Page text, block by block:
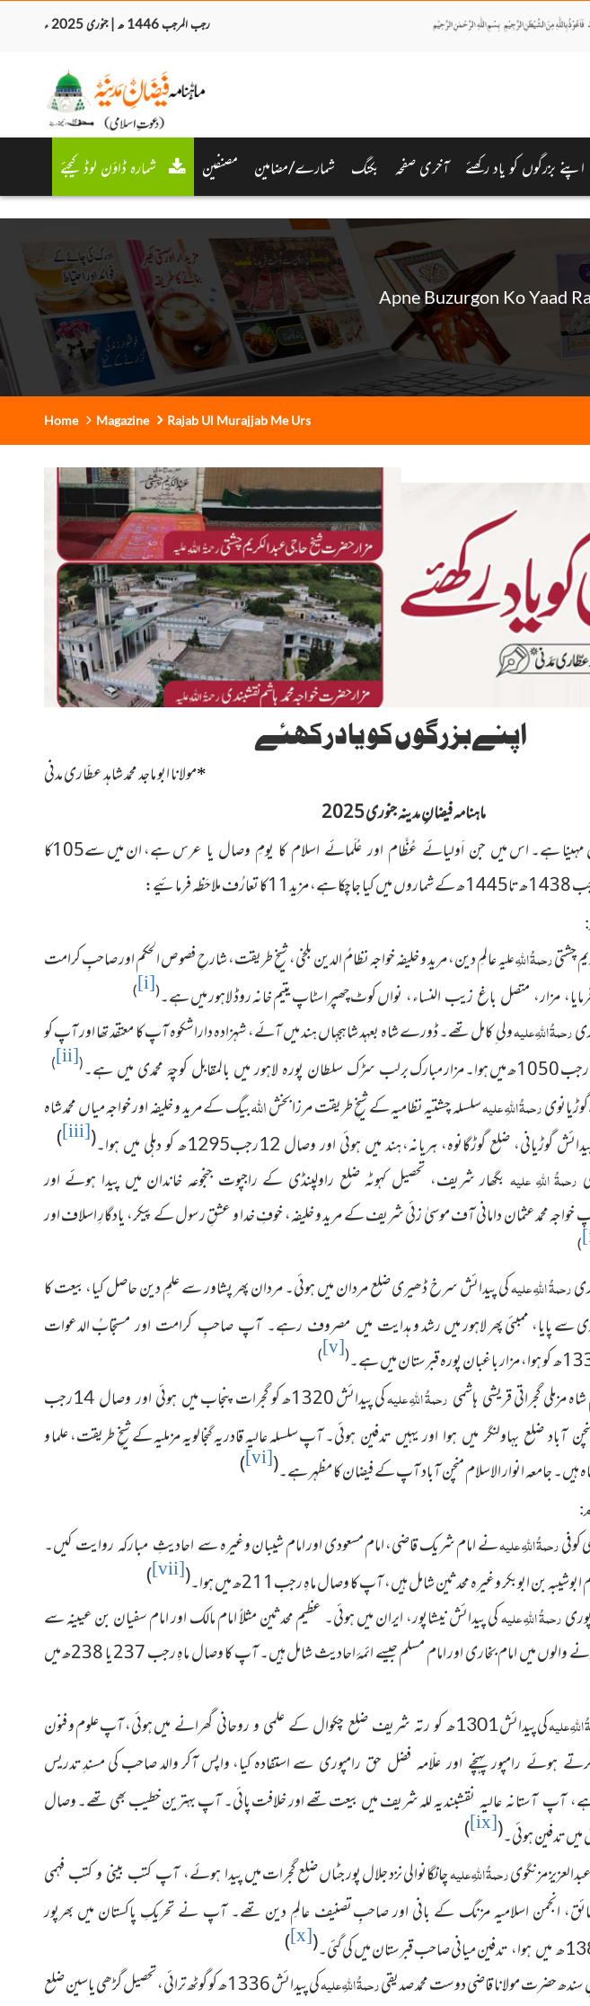
رجب المرجب 1446 ھ | جنوری 2025 ء
اپنے بزرگوں کو یاد رکھئے آخری صفحہ بکنگ شمارے/مضامین مصنفین شمارہ ڈاؤن لوڈ کیجئے
Apne Buzurgon Ko Yaad
Home Magazine Rajab Ul Murajjab Me Urs
اپنےبزرگوں کو یادرکھئے
*مولانا ابو ماجد محمد شاہد عطّاری مدنی
ماہنامہ فیضانِ مدینہ جنوری 2025
مہینا ہے۔ اسمیں جن اَولیائے عُظَّام اور عُلَمائے اسلام کا یومِ وصال یا عرس
ہے، ان میں سے105کا
:
رحمۃُ اللہِعلیہ عالمِ دین، مرید و خلیفہ خواجہ نظامُ الدین بلخی، شیخِ طریقت،شارحِ فصوص الحکم اور صاحبِ کرامت
کوٹ چھپراسٹاپ یتیم خانہ روڈ لاہور میں ہے۔(
[i]
)
رحمۃُ اللہِ علیہولی ِ کامل تھے۔ ڈورے شاہ بعہد شاہجہاںہند میں آئے، شہزادہ داراشکوہ آپ کا معتقد تھا اور آپ کو
برلب سڑک سلطان پورہ لاہور میں بالمقابل کوچۂ محمدی میں ہے۔(
[ii]
)
گوڑیانویرحمۃُ اللہِعلیہسلسلہ چشتیہ نظامیہ کے شیخِ طریقت مرزا بخشاللہبیگ کے مرید و خلیفہ اور خواجہ میاں محمد شاہ
گوڑیانی، ضلع گوڑگانوہ، ہریانہ،ہند میں ہوئی اور وصال 12رجب1295ھ کو دہلی میں ہوا ۔(
[iii]
)
رحمۃُ اللہِ علیہ بگھار شریف، تحصیل کہوٹہ ضلع راولپنڈی کے راجپوت جنجوعہ خاندان میں پیدا ہوئے اور
آپ خواجہ محمد عثمان دامانی آف موسیٰ زئی شریف کے مرید و خلیفہ، خوفِ خدا و عشقِ رسول کے پیکر، یادگارِ اسلاف اور
)
رحمۃُ اللہِ علیہکیپیدائش سرخ ڈھیری ضلع مردان میں ہوئی۔ مردان پھر پشاور سے علمِ دین حاصل کیا، بیعت کا
پایا، ممبئی پھر لاہور میں رشد وہدایت میں مصروف رہے۔ آپ صاحبِ کرامت اور مستجابُالدعوات
(
[v]
)
مزملی گجراتیقریشی ہاشمی رحمۃُ اللہِ علیہکی پیدائش 1320ھ کو گجرات پنجاب
میں ہوئی اور وصال 14رجب
آباد ضلع بہاولنگر میں ہوا اور یہیں تدفین ہوئی۔آپ سلسلہ عالیہ قادریہ گنجالویہ مزملیہ کے شیخِ طریقت، علما و
ہیں۔ جامعہ انوار الاسلام منچن آباد آپ کے فیضان کا مظہر ہے۔(
[vi]
)
:
رحمۃُ اللہِ علیہنے امام شریک قاضی، امام مسعودی اور امام شیبان وغیرہسے احادیثِ مبارکہ روایت کیں۔
بن ابوبکر وغیرہ محدثین شامل ہیں، آپ کا وصال ماہِ رجب211ھ میں ہوا ۔(
[vii]
)
رحمۃُ اللہِ علیہکی پیدائش نیشاپور، ایران میں ہوئی۔ عظیم محدثین مثلاً امام مالک اور امام سفیان بن عیینہ سے
روایت حدیث کی، آپ سے روایت کرنے والوں میں امام بخاری اور امام مسلم جیسے ائمۂ احادیث شامل ہیں۔ آپ کا وصال ماہِ رجب 237 یا 238ھ میں
علیہکی پیدائش1301ھ کو رتہ شریف ضلع چکوال کے علمی و روحانی گھرانے
میں ہوئی، آپ علوم و فنون
ہوئے رامپور پہنچے اور علّامہ فضل حق رامپوری سےاستفادہ کیا، واپس آکر والد صاحب کی مسندِ تدریس
آپ آستانہ عالیہ نقشبندیہللہ شریف میں بیعت تھے اور خلافت پائی۔ آپ بہترین خطیب بھی تھے۔ وصال
(
[ix]
)
رحمۃُ اللہِ علیہچانگانوالی نزد جلال پور جٹاں ضلع گجرات میںپیدا ہوئے، آپ کتب بینی و کتب فہمی
انجمن اسلامیہ مزنگ کے بانی اور صاحبِتصنیف عالمِ دین تھے۔ آپ نے تحریکِ پاکستان میں بھرپور
میانی صاحب قبرستان میں کی گئی۔(
[x]
)
رحمۃُ اللہِ علیہ
کی پیدائش 1336ھ کو گوٹھ ترائی، تحصیل گڑھی یاسین ضلع